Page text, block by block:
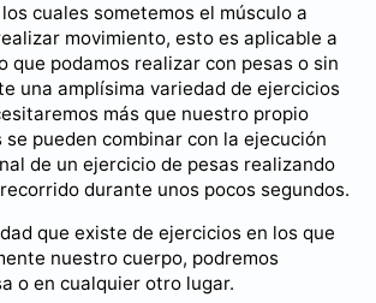
cuales sometemos el músculo a
movimiento, esto es aplicable a
que podamos realizar con pesas o sin
una amplísima variedad de ejercicios
más que nuestro propio
se pueden combinar con la ejecución
de un ejercicio de pesas realizando
durante unos pocos segundos.
que existe de ejercicios en los que
nuestro cuerpo, podremos
o en cualquier otro lugar.